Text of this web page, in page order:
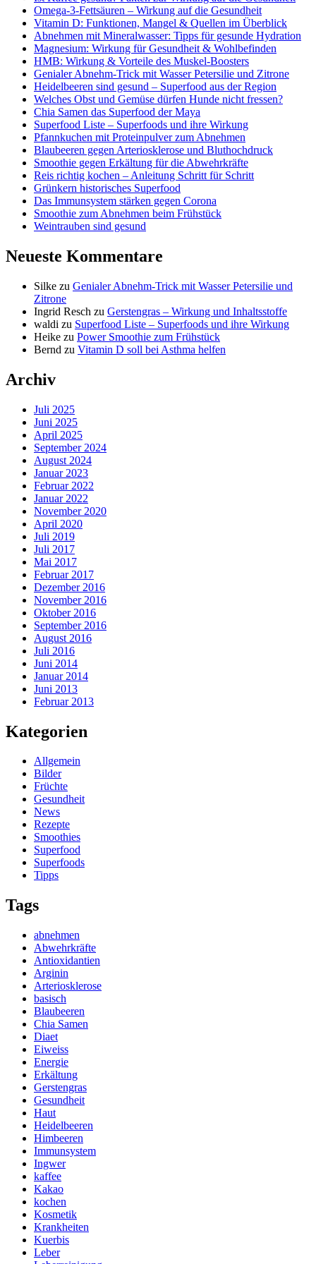
Omega-3-Fettsäuren – Wirkung auf die Gesundheit
Vitamin D: Funktionen, Mangel & Quellen im Überblick
Abnehmen mit Mineralwasser: Tipps für gesunde Hydration
Magnesium: Wirkung für Gesundheit & Wohlbefinden
HMB: Wirkung & Vorteile des Muskel-Boosters
Genialer Abnehm-Trick mit Wasser Petersilie und Zitrone
Heidelbeeren sind gesund – Superfood aus der Region
Welches Obst und Gemüse dürfen Hunde nicht fressen?
Chia Samen das Superfood der Maya
Superfood Liste – Superfoods und ihre Wirkung
Pfannkuchen mit Proteinpulver zum Abnehmen
Blaubeeren gegen Arteriosklerose und Bluthochdruck
Smoothie gegen Erkältung für die Abwehrkräfte
Reis richtig kochen – Anleitung Schritt für Schritt
Grünkern historisches Superfood
Das Immunsystem stärken gegen Corona
Smoothie zum Abnehmen beim Frühstück
Weintrauben sind gesund
Neueste Kommentare
Silke zu Genialer Abnehm-Trick mit Wasser Petersilie und
Zitrone
Ingrid Resch zu Gerstengras – Wirkung und Inhaltsstoffe
waldi zu Superfood Liste – Superfoods und ihre Wirkung
Heike zu Power Smoothie zum Frühstück
Bernd zu Vitamin D soll bei Asthma helfen
Archiv
Juli 2025
Juni 2025
April 2025
September 2024
August 2024
Januar 2023
Februar 2022
Januar 2022
November 2020
April 2020
Juli 2019
Juli 2017
Mai 2017
Februar 2017
Dezember 2016
November 2016
Oktober 2016
September 2016
August 2016
Juli 2016
Juni 2014
Januar 2014
Juni 2013
Februar 2013
Kategorien
Allgemein
Bilder
Früchte
Gesundheit
News
Rezepte
Smoothies
Superfood
Superfoods
Tipps
Tags
abnehmen
Abwehrkräfte
Antioxidantien
Arginin
Arteriosklerose
basisch
Blaubeeren
Chia Samen
Diaet
Eiweiss
Energie
Erkältung
Gerstengras
Gesundheit
Haut
Heidelbeeren
Himbeeren
Immunsystem
Ingwer
kaffee
Kakao
kochen
Kosmetik
Krankheiten
Kuerbis
Leber